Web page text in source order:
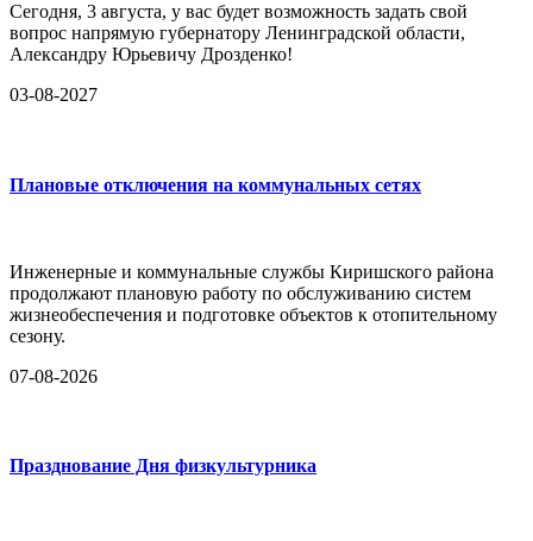
Сегодня, 3 августа, у вас будет возможность задать свой
вопрос напрямую губернатору Ленинградской области,
Александру Юрьевичу Дрозденко!
03-08-2027
Плановые отключения на коммунальных сетях
Инженерные и коммунальные службы Киришского района
продолжают плановую работу по обслуживанию систем
жизнеобеспечения и подготовке объектов к отопительному
сезону.
07-08-2026
Празднование Дня физкультурника